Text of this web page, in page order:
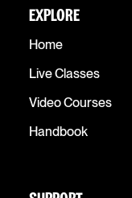
EXPLORE
Home
Live Classes
Video Courses
Handbook